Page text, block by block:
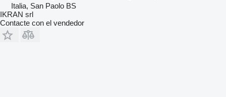
Italia, San Paolo BS
IKRAN srl
Contacte con el vendedor